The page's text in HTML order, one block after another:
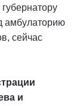
амбулаторию
сейчас
и